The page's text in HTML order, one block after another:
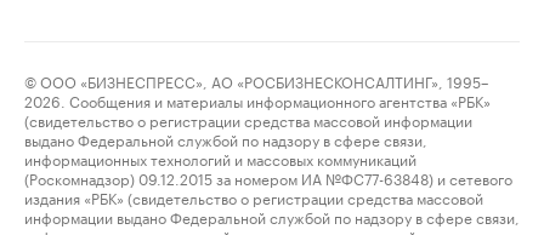
© ООО «БИЗНЕСПРЕСС», АО «РОСБИЗНЕСКОНСАЛТИНГ», 1995–
2026. Сообщения и материалы информационного агентства «РБК»
(свидетельство о регистрации средства массовой информации
выдано Федеральной службой по надзору в сфере связи,
информационных технологий и массовых коммуникаций
(Роскомнадзор) 09.12.2015 за номером ИА №ФС77-63848) и сетевого
издания «РБК» (свидетельство о регистрации средства массовой
информации выдано Федеральной службой по надзору в сфере связи,